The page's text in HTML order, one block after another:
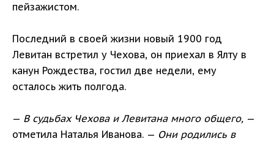
пейзажистом.
Последний в своей жизни новый 1900 год
Левитан встретил у Чехова, он приехал в Ялту в
канун Рождества, гостил две недели, ему
осталось жить полгода.
— В судьбах Чехова и Левитана много общего, —
отметила Наталья Иванова. — Они родились в